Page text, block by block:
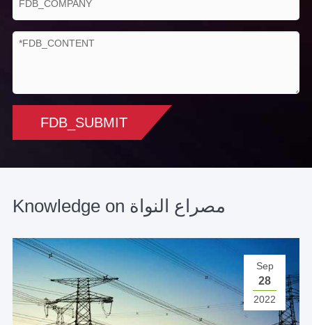
FDB_SUBMIT
Knowledge on مصراع النواة
Sep
28
2022